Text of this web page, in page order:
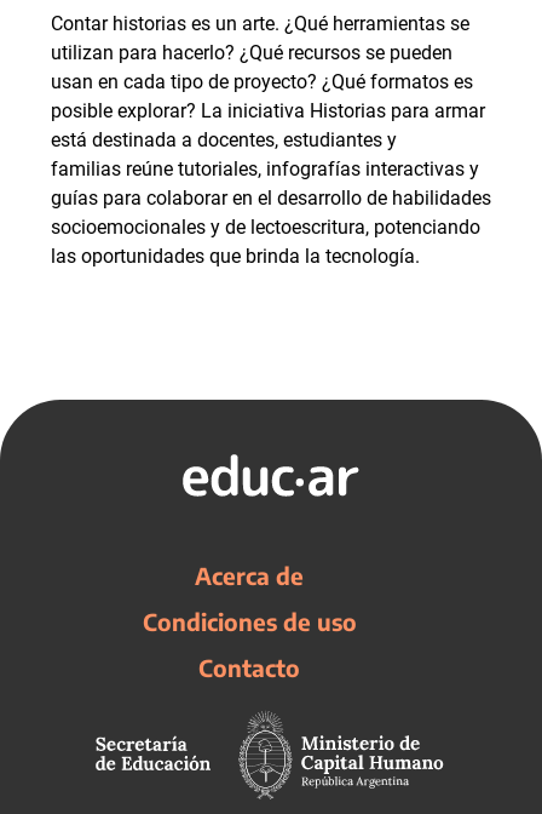
Contar historias es un arte. ¿Qué herramientas se
utilizan para hacerlo? ¿Qué recursos se pueden
usan en cada tipo de proyecto? ¿Qué formatos es
posible explorar? La iniciativa Historias para armar
está destinada a docentes, estudiantes y
familias reúne tutoriales, infografías interactivas y
guías para colaborar en el desarrollo de habilidades
socioemocionales y de lectoescritura, potenciando
las oportunidades que brinda la tecnología.
Acerca de
Condiciones de uso
Contacto